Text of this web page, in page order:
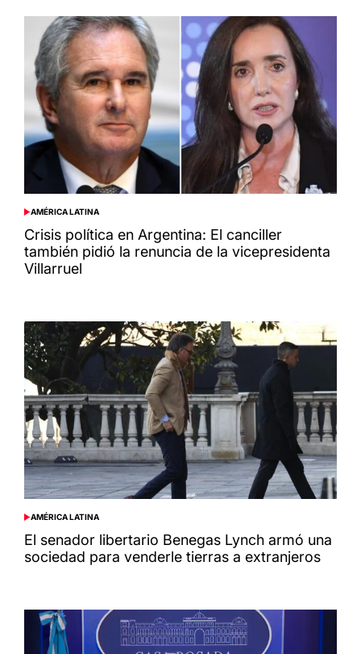
POSTED
IN
AMÉRICA LATINA
Crisis política en Argentina: El canciller
también pidió la renuncia de la vicepresidenta
Villarruel
POSTED
IN
AMÉRICA LATINA
El senador libertario Benegas Lynch armó una
sociedad para venderle tierras a extranjeros